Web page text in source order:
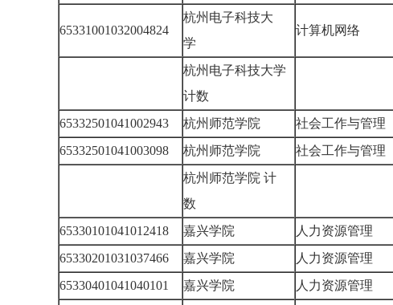
65331001032004824
杭州电子科技大
学
计算机网络
杭州电子科技大学
计数
65332501041002943 杭州师范学院
社会工作与管理
65332501041003098
杭州师范学院
社会工作与管理
杭州师范学院 计
数
65330101041012418 嘉兴学院
人力资源管理
65330201031037466
嘉兴学院
人力资源管理
65330401041040101
嘉兴学院
人力资源管理